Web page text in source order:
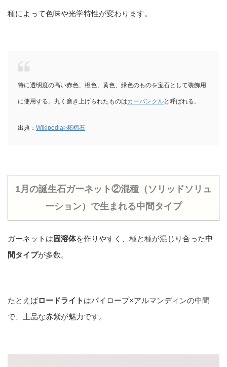
種によって色味や光学特性が変わります。
特に透明度の高い赤色、橙色、黄色、緑色のものを宝石として装飾用
に使用する。丸く磨き上げられたものはカーバンクルと呼ばれる。
出典： Wikipedia>柘榴石
1月の誕生石ガーネット②混種（ソリッドソリュ
ーション）で生まれる中間タイプ
ガーネットは固溶体を作りやすく、種と種が混じり合った中
間タイプが多数。
たとえばロードライト はパイロープ×アルマンディンの中間
で、上品な赤紫が魅力です。